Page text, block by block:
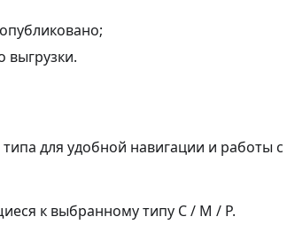
выгрузки.
для удобной навигации и работы с
к выбранному типу С / М / Р.